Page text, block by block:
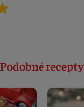
Podobné recepty